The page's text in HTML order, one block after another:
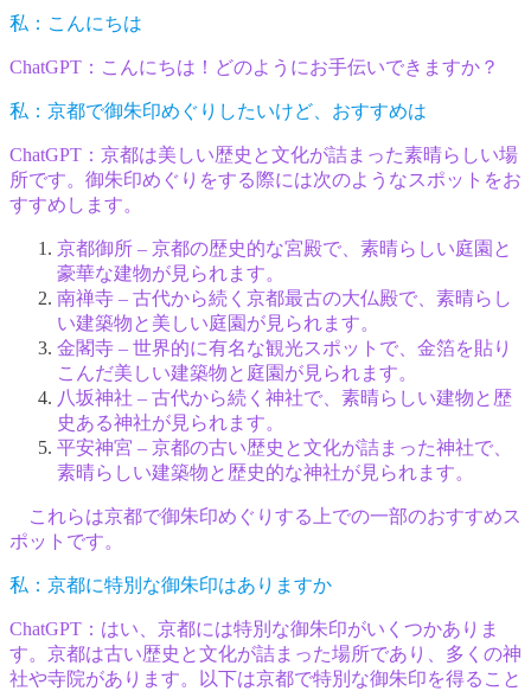
私：こんにちは
ChatGPT：こんにちは！どのようにお手伝いできますか？
私：京都で御朱印めぐりしたいけど、おすすめは
ChatGPT：京都は美しい歴史と文化が詰まった素晴らしい場
所です。御朱印めぐりをする際には次のようなスポットをお
すすめします。
京都御所 – 京都の歴史的な宮殿で、素晴らしい庭園と
豪華な建物が見られます。
南禅寺 – 古代から続く京都最古の大仏殿で、素晴らし
い建築物と美しい庭園が見られます。
金閣寺 – 世界的に有名な観光スポットで、金箔を貼り
こんだ美しい建築物と庭園が見られます。
八坂神社 – 古代から続く神社で、素晴らしい建物と歴
史ある神社が見られます。
平安神宮 – 京都の古い歴史と文化が詰まった神社で、
素晴らしい建築物と歴史的な神社が見られます。
これらは京都で御朱印めぐりする上での一部のおすすめス
ポットです。
私：京都に特別な御朱印はありますか
ChatGPT：はい、京都には特別な御朱印がいくつかありま
す。京都は古い歴史と文化が詰まった場所であり、多くの神
社や寺院があります。以下は京都で特別な御朱印を得ること